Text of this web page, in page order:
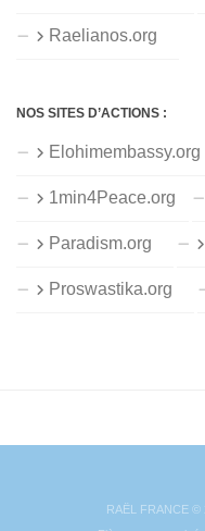
Raelianos.org
NOS SITES D’ACTIONS :
1min4Peace.org
Paradism.org
Proswastika.org
RAËL FRANCE ©